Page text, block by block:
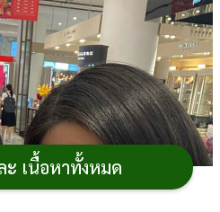
เนื้อหาทั้งหมด